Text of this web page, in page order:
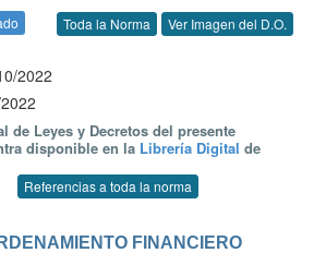
Toda la Norma Ver Imagen del D.O.
2022
de Leyes y Decretos del presente
disponible en la Librería Digital de
Referencias a toda la norma
FINANCIERO